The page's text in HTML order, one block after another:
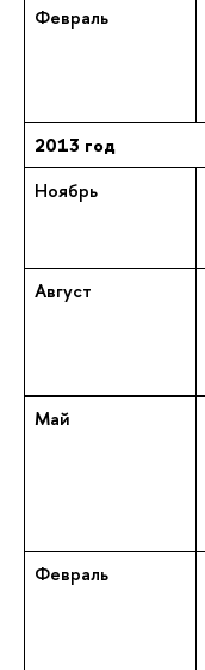
Февраль
2013 год
Ноябрь
Август
Май
Февраль